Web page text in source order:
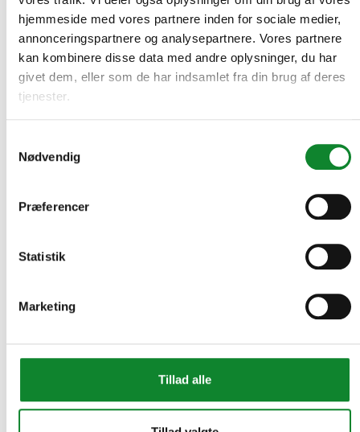
hjemmeside med vores partnere inden for sociale medier,
annonceringspartnere og analysepartnere. Vores partnere
kan kombinere disse data med andre oplysninger, du har
givet dem, eller som de har indsamlet fra din brug af deres
tjenester.
Nødvendig
Præferencer
Statistik
Marketing
Tillad alle
frem i tiden. Men det er min klare erfaring, at det
betaler sig at investere grønt, og det, man sparer på
driften på den lange bane, kan man jo bruge til nye
klimaindsatser eller investere i undervisningen,” siger
Der er også masser af projekter, man kan gå i gang
stier. På denne tid af året er hele området
er områderne mellem stierne et vildtvoksende
græsarealer er levested for en masse forskelligt
Det er en kæmpe fordel for underviserne, at
klasserne ikke skal på ekskursion for at opleve
naturen. De har meget af det lige uden for døren,